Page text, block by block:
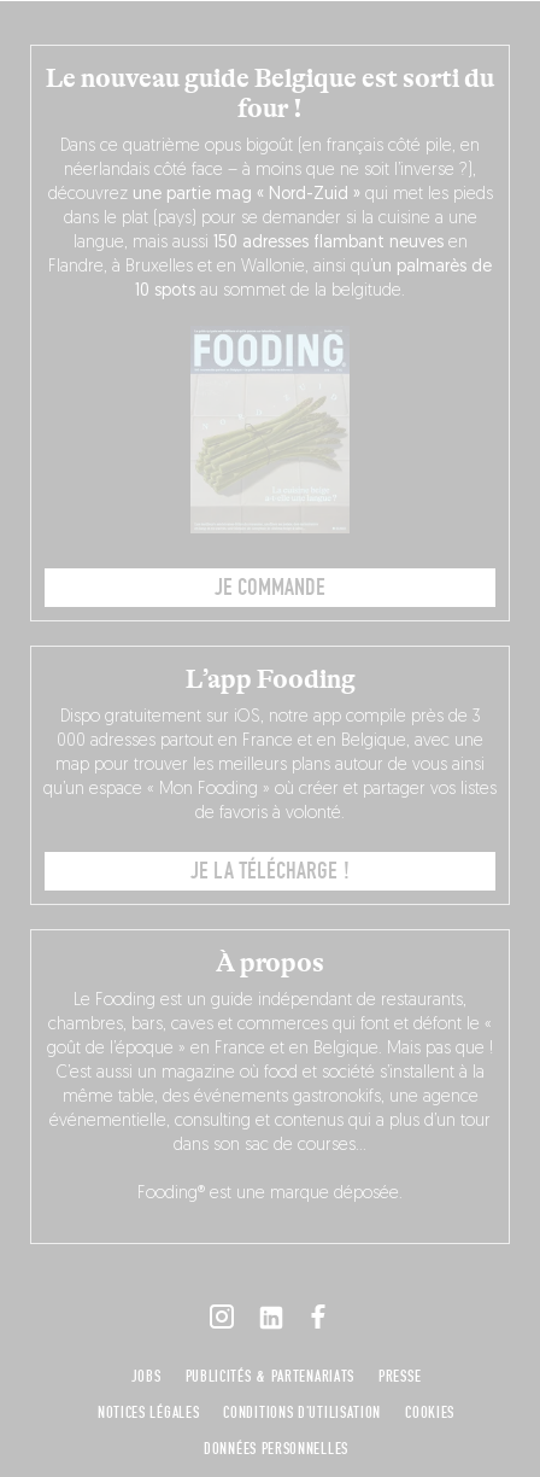
Le nouveau guide Belgique est sorti du
four !
Dans ce quatrième opus bigoût (en français côté pile, en
néerlandais côté face – à moins que ne soit l’inverse ?),
découvrez une partie mag « Nord-Zuid » qui met les pieds
dans le plat (pays) pour se demander si la cuisine a une
langue, mais aussi
150 adresses flambant neuvesen
Flandre, à Bruxelles et en Wallonie, ainsi qu’ un palmarès de
10 spots au sommet de la belgitude.
JE COMMANDE
À propos
Le Fooding est un guide indépendant de restaurants,
chambres, bars, caves et commerces qui font et défont le «
goût de l’époque » en France et en Belgique. Mais pas que !
C’est aussi un magazine où food et société s’installent à la
même table, des événements gastronokifs, une agence
événementielle, consulting et contenus qui a plus d’un tour
dans son sac de courses…
Fooding® est une marque déposée.
L’app Fooding
Dispo gratuitement sur iOS, notre app compile près de 3
000 adresses partout en France et en Belgique, avec une
map pour trouver les meilleurs plans autour de vous ainsi
qu’un espace « Mon Fooding » où créer et partager vos listes
de favoris à volonté.
JE LA TÉLÉCHARGE !
JOBS PUBLICITÉS & PARTENARIATS
PRESSE
NOTICES LÉGALES
CONDITIONS D'UTILISATION
COOKIES
DONNÉES PERSONNELLES